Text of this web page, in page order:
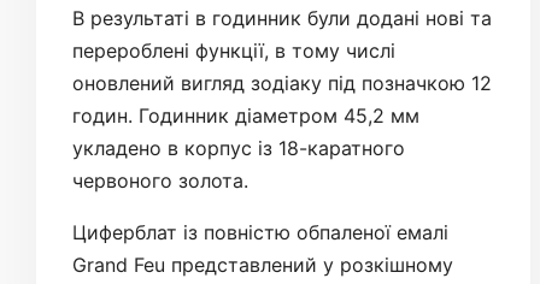
В результаті в годинник були додані нові та
перероблені функції, в тому числі
оновлений вигляд зодіаку під позначкою 12
годин. Годинник діаметром 45,2 мм
укладено в корпус із 18-каратного
червоного золота.
Циферблат із повністю обпаленої емалі
Grand Feu представлений у розкішному